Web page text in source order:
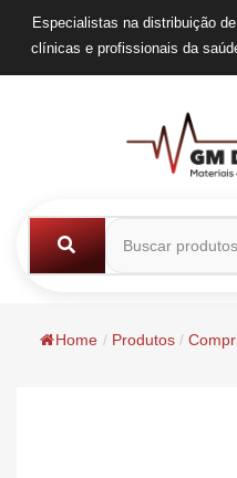
Especialistas na distribuição de
clínicas e profissionais da
Home / Produtos /